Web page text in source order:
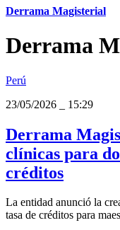
Derrama Magisterial
Derrama
Perú
23/05/2026
15:29
Derrama
clínicas para
créditos
La entidad anunció la
tasa de créditos para